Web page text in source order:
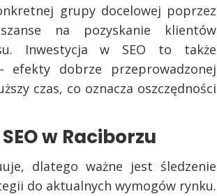
grupy docelowej poprzez
na pozyskanie klientów
Inwestycja w SEO to także
efekty dobrze przeprowadzonej
czas, co oznacza oszczędności
w Raciborzu
dlatego ważne jest śledzenie
do aktualnych wymogów rynku.